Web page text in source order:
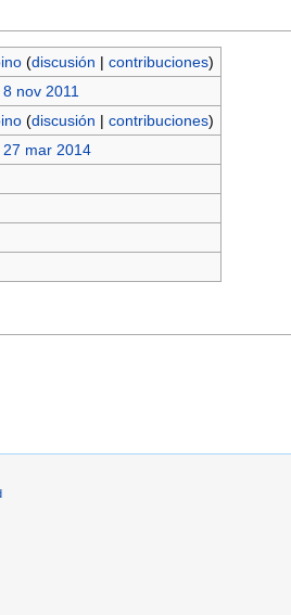
(discusión | contribuciones)
nov 2011
(discusión | contribuciones)
27 mar 2014